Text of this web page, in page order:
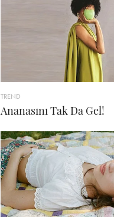
TREND
Ananasını Tak Da Gel!